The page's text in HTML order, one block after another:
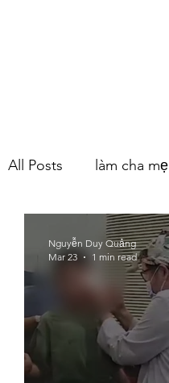
All Posts làm cha mẹ
Nguyễn Duy Quảng
Mar 23
1 min read